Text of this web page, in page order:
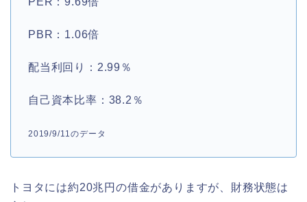
PBR：1.06倍
配当利回り：2.99％
自己資本比率：38.2％
2019/9/11のデータ
トヨタには約20兆円の借金がありますが、 財務状態は